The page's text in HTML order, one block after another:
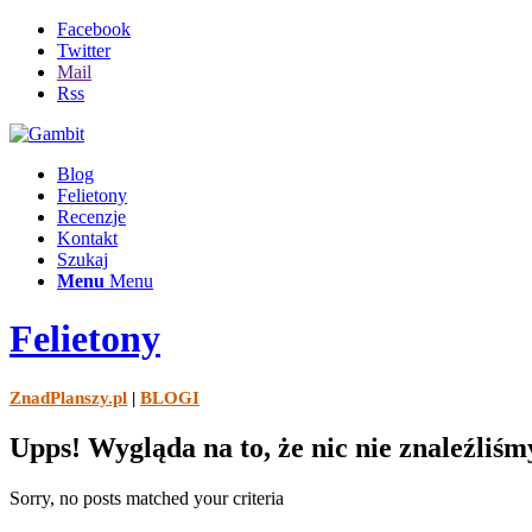
Facebook
Twitter
Mail
Rss
Blog
Felietony
Recenzje
Kontakt
Szukaj
Menu Menu
Felietony
ZnadPlanszy.pl | BLOGI
Upps! Wygląda na to, że nic nie
Sorry, no posts matched your criteria